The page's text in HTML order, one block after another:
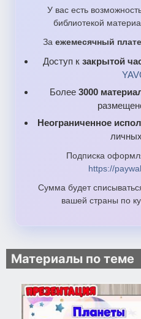
У вас есть
библиотекой
За ежемесячный
Доступ к закрытой
Более 3000
Неограниченное
Подписка
https://
Сумма будет
вашей страны по
Материалы по теме